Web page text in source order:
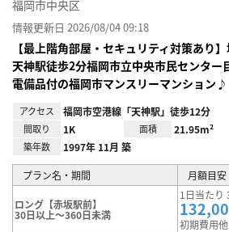
福岡市中央区
情報更新日 2026/08/04 09:18
【最上階角部屋・セキュリティ対策あり
天神駅徒歩2分福岡市立中央市民センター
電備品付の福岡市マンスリーマンション♪
アクセス 福岡市空港線「天神駅」徒歩12分
間取り 1K 面積 21.95m²
築年数 1997年 11月 築
プラン名・期間 月額目安
ロング【赤坂駅前】
30日以上～360日未満
1日当たり
初期費用